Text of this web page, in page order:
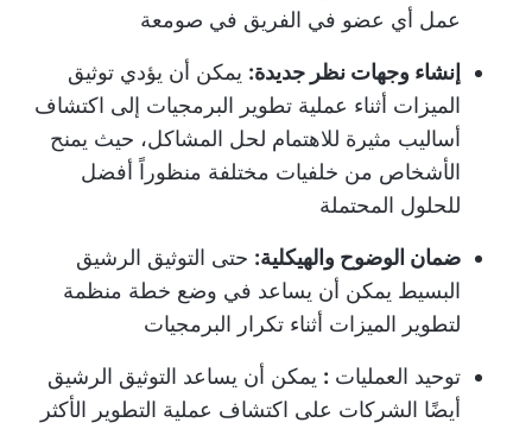
عمل أي عضو في الفريق في صومعة
إنشاء وجهات نظر جديدة: يمكن أن يؤدي توثيق
الميزات أثناء عملية تطوير البرمجيات إلى اكتشاف
أساليب مثيرة للاهتمام لحل المشاكل، حيث يمنح
الأشخاص من خلفيات مختلفة منظوراً أفضل
للحلول المحتملة
ضمان الوضوح والهيكلية: حتى التوثيق الرشيق
البسيط يمكن أن يساعد في وضع خطة منظمة
لتطوير الميزات أثناء تكرار البرمجيات
توحيد العمليات : يمكن أن يساعد التوثيق الرشيق
أيضًا الشركات على اكتشاف عملية التطوير الأكثر